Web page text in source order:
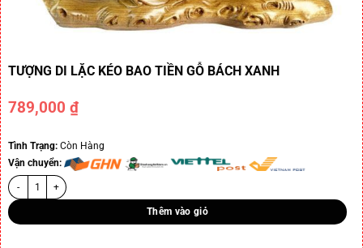
TƯỢNG DI LẶC KÉO BAO TIỀN GỖ BÁCH XANH
789,000₫
Tình Trạng:Còn Hàng
Vận chuyển:
Thêm vào giỏ